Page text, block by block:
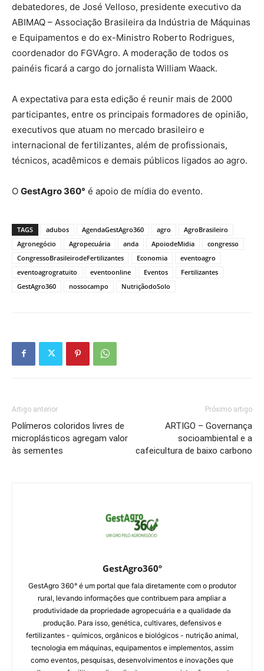
debatedores, de José Velloso, presidente executivo da
ABIMAQ – Associação Brasileira da Indústria de Máquinas
e Equipamentos e do ex-Ministro Roberto Rodrigues,
coordenador do FGVAgro. A moderação de todos os
painéis ficará a cargo do jornalista William Waack.
A expectativa para esta edição é reunir mais de 2000
participantes, entre os principais formadores de opinião,
executivos que atuam no mercado brasileiro e
internacional de fertilizantes, além de profissionais,
técnicos, acadêmicos e demais públicos ligados ao agro.
O GestAgro 360° é apoio de mídia do evento.
TAGS adubos AgendaGestAgro360 agro
AgroBrasileiro
Agronegócio
Agropecuária anda ApoiodeMidia
congresso
CongressoBrasileirodeFertilizantes
Economia
eventoagro
eventoagrogratuito
eventoonline Eventos
Fertilizantes
GestAgro360
nossocampo NutriçãodoSolo
Artigo anterior
Polímeros coloridos livres de
microplásticos agregam valor
às sementes
Próximo artigo
ARTIGO – Governança
socioambiental e a
cafeicultura de baixo carbono
GestAgro360º
GestAgro 360° é um portal que fala diretamente com o produtor
rural, levando informações que contribuem para ampliar a
produtividade da propriedade agropecuária e a qualidade da
produção. Para isso, genética, cultivares, defensivos e
fertilizantes - químicos, orgânicos e biológicos - nutrição animal,
tecnologia em máquinas, equipamentos e implementos, assim
como eventos, pesquisas, desenvolvimentos e inovações que